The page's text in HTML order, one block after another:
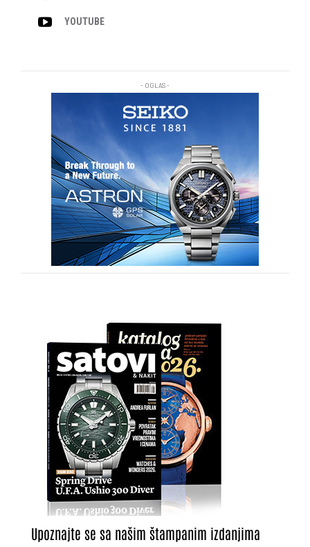
YOUTUBE
- OGLAS -
Upoznajte se sa našim štampanim izdanjima